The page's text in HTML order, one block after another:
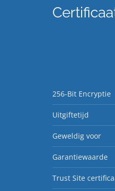
256-Bit Encryptie
Uitgiftetijd
Geweldig voor
Garantiewaarde
Trust Site